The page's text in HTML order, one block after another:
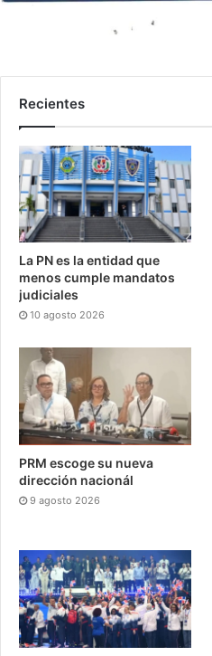
Recientes
La PN es la entidad que
menos cumple mandatos
judiciales
10 agosto 2026
PRM escoge su nueva
dirección nacionál
9 agosto 2026